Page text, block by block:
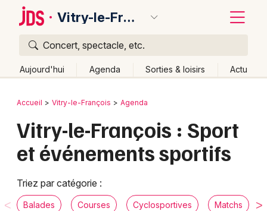
Vitry-le-François
Concert, spectacle, etc.
Aujourd'hui Agenda Sorties & loisirs Actu
Publier un événement
Grands événements
Activité & Expérience
Bordeaux
Colmar
Lyon
Retour
Accueil Vitry-le-François Agenda
Vitry-le-François : Sport
et événements sportifs
Triez par catégorie :
Balades Courses Cyclosportives Matchs
Quoi ?
Où ?
Champagne-Ardenne
Partout
Près de moi
Changer de lieu
Aujourd'hui
Demain